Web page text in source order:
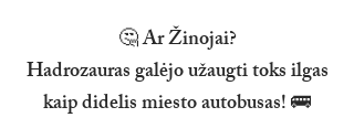
🤔 Ar Žinojai?
Hadrozauras galėjo užaugti toks ilgas
kaip didelis miesto autobusas! 🚌